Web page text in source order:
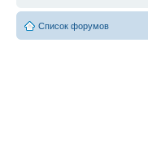
Список форумов